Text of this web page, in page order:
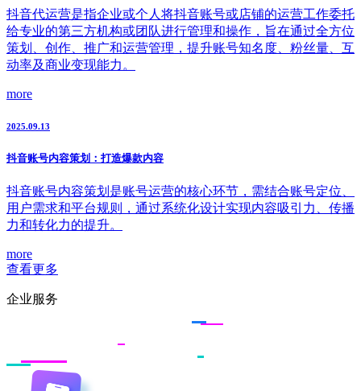
抖音代运营是指企业或个人将抖音账号或店铺的运营工作委托
给专业的第三方机构或团队进行管理和操作，旨在通过全方位
策划、创作、推广和运营管理，提升账号知名度、粉丝量、互
动率及商业变现能力。
more
2025.09.13
抖音账号内容策划：打造爆款内容
抖音账号内容策划是账号运营的核心环节，需结合账号定位、
用户需求和平台规则，通过系统化设计实现内容吸引力、传播
力和转化力的提升。
more
查看更多
企业服务